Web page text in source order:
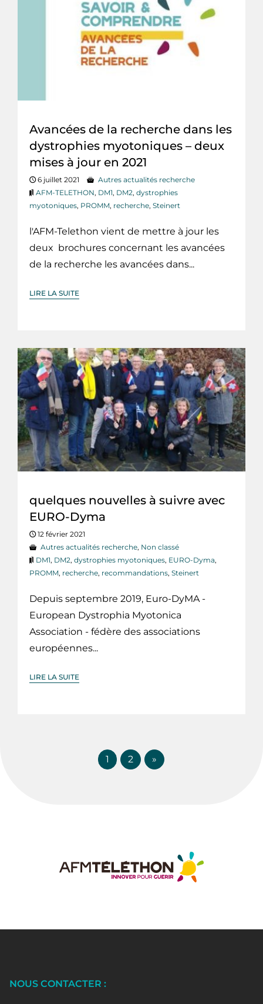
Avancées de la recherche dans les
dystrophies myotoniques – deux
mises à jour en 2021
6 juillet 2021
Autres actualités recherche
AFM-TELETHON, DM1, DM2, dystrophies
myotoniques, PROMM, recherche, Steinert
l'AFM-Telethon vient de mettre à jour les
deux brochures concernant les avancées
de la recherche les avancées dans...
LIRE LA SUITE
quelques nouvelles à suivre avec
EURO-Dyma
12 février 2021
Autres actualités recherche, Non classé
DM1, DM2, dystrophies myotoniques, EURO-Dyma,
PROMM, recherche, recommandations, Steinert
Depuis septembre 2019, Euro-DyMA -
European Dystrophia Myotonica
Association - fédère des associations
européennes...
LIRE LA SUITE
1 2 »
NOUS CONTACTER :